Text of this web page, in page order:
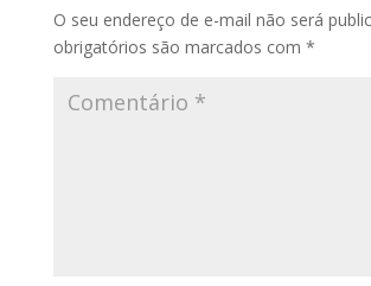
O seu endereço de e-mail não será
obrigatórios são marcados com *